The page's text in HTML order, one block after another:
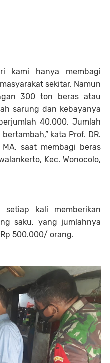
kami hanya membagi
sekitar. Namun
300 ton beras atau
sarung dan kebayanya
40.000. Jumlah
kata Prof. DR.
saat membagi beras
Kec. Wonocolo,
kali memberikan
saku, yang jumlahnya
500.000/ orang.